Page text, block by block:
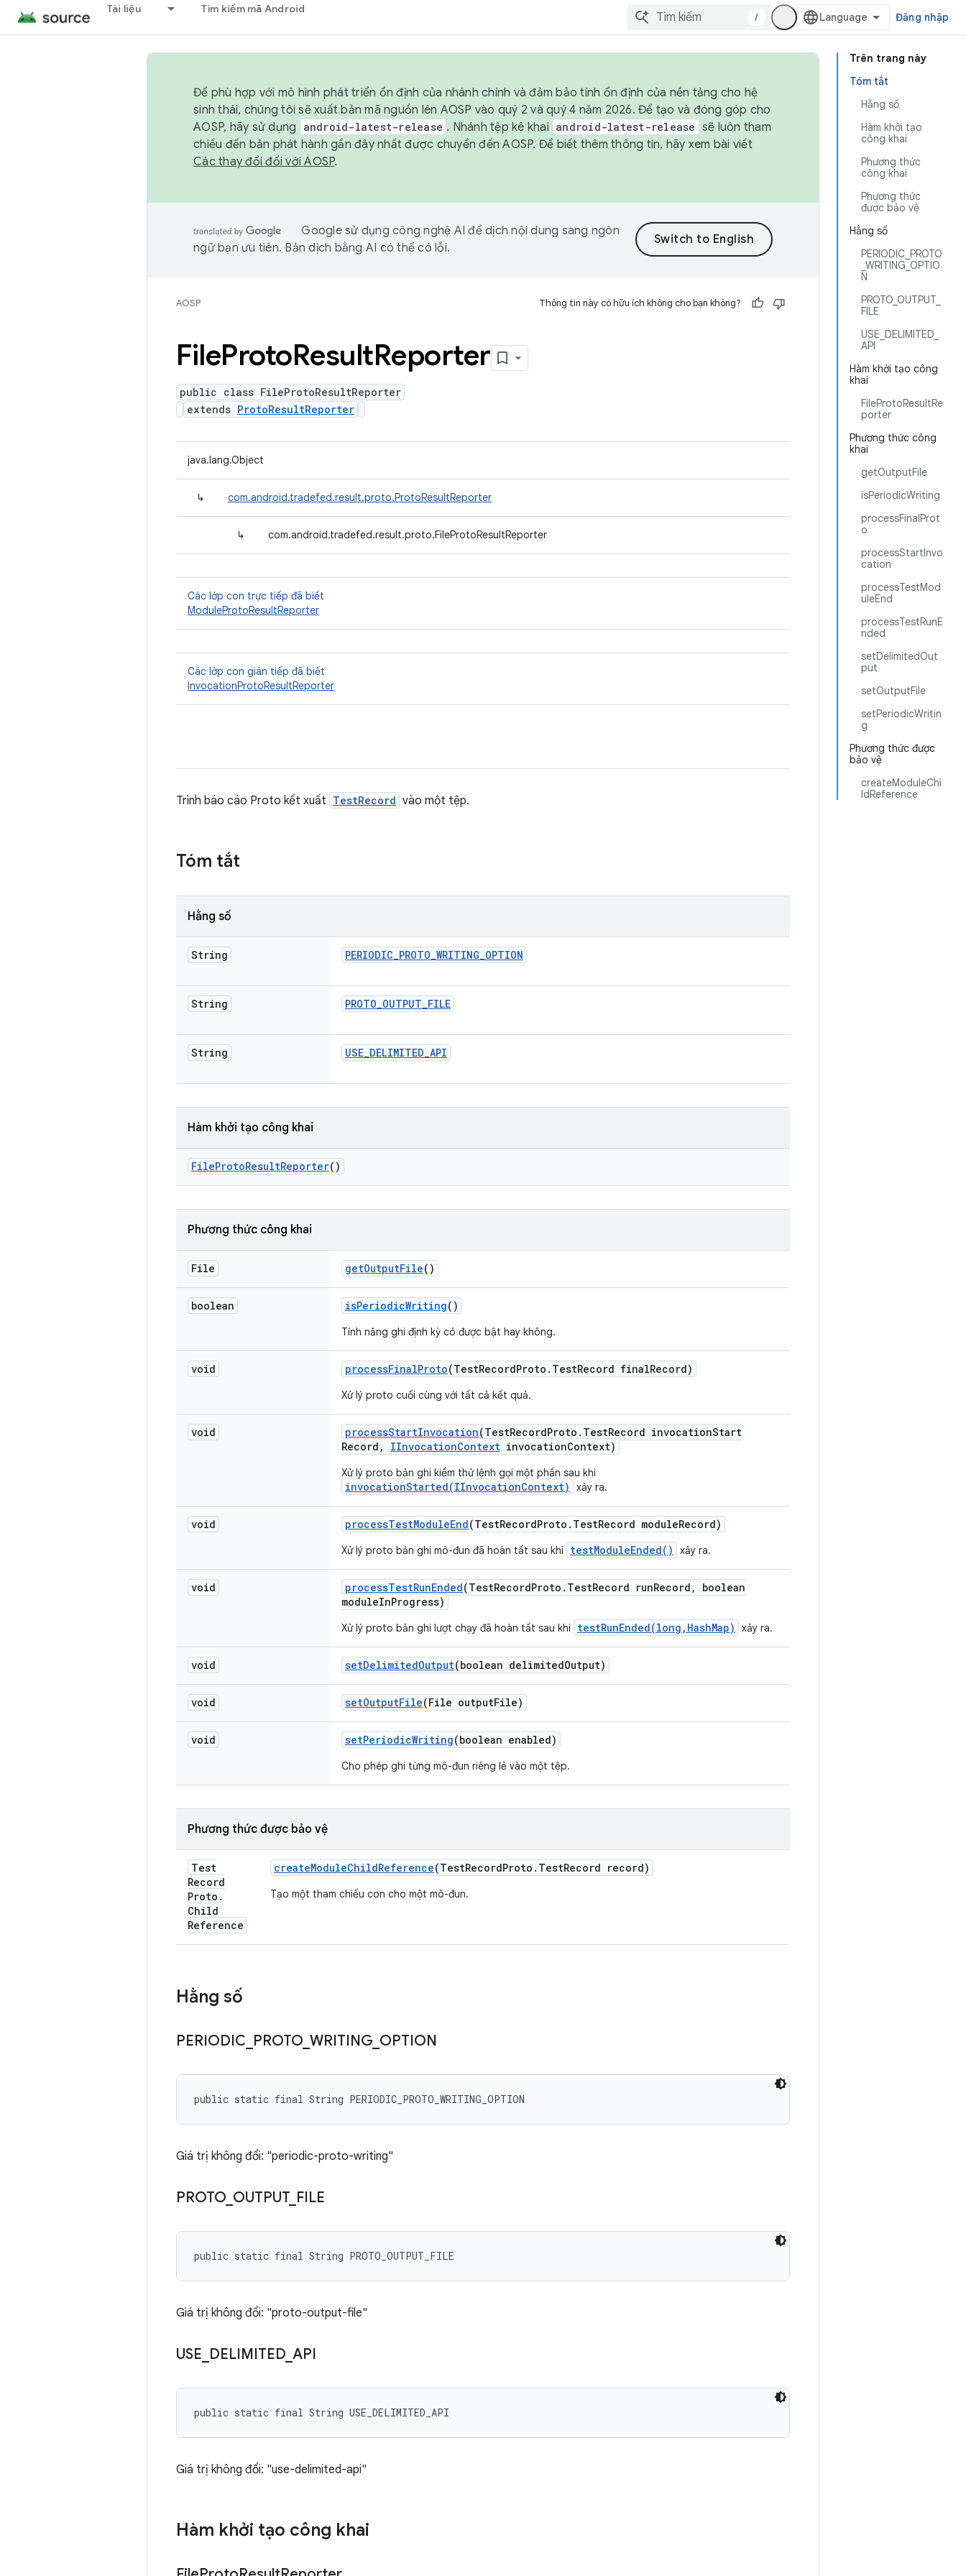
Tài liệu Tìm kiếm mã Android
/ Đăng nhập
Trên trang này
Tóm tắt
Hằng số
Hàm khởi tạo
công khai
Phương thức
công khai
Phương thức
được bảo vệ
Hằng số
PERIODIC_PROTO
_WRITING_OPTIO
N
PROTO_OUTPUT_
FILE
USE_DELIMITED_
API
Hàm khởi tạo công
khai
FileProtoResultRe
porter
Phương thức công
khai
getOutputFile
isPeriodicWriting
processFinalProt
o
processStartInvo
cation
processTestMod
uleEnd
processTestRunE
nded
setDelimitedOut
put
setOutputFile
setPeriodicWritin
g
Phương thức được
bảo vệ
createModuleChi
ldReference
Để phù hợp với mô hình phát triển ổn định của nhánh chính và đảm bảo tính ổn định của nền tảng cho hệ
sinh thái, chúng tôi sẽ xuất bản mã nguồn lên AOSP vào quý 2 và quý 4 năm 2026. Để tạo và đóng góp cho
AOSP, hãy sử dụng
android-latest-release . Nhánh tệp kê khai android-latest-release sẽ luôn tham
chiếu đến bản phát hành gần đây nhất được chuyển đến AOSP. Để biết thêm thông tin, hãy xem bài viết
Các thay đổi đối với AOSP.
Google sử dụng công nghệ AI để dịch nội dung sang ngôn
ngữ bạn ưu tiên. Bản dịch bằng AI có thể có lỗi.
AOSP Thông tin này có hữu ích không cho bạn không?
FileProtoResultReporter
public class FileProtoResultReporter
extends ProtoResultReporter
java.lang.Object
↳ com.android.tradefed.result.proto.ProtoResultReporter
↳ com.android.tradefed.result.proto.FileProtoResultReporter
Các lớp con trực tiếp đã biết
ModuleProtoResultReporter
Các lớp con gián tiếp đã biết
InvocationProtoResultReporter
Trình báo cáo Proto kết xuất TestRecord vào một tệp.
Tóm tắt
Hằng số
String PERIODIC_PROTO_WRITING_OPTION
String PROTO_OUTPUT_FILE
String USE_DELIMITED_API
Hàm khởi tạo công khai
FileProtoResultReporter()
Phương thức công khai
File getOutputFile()
boolean isPeriodicWriting()
Tính năng ghi định kỳ có được bật hay không.
void processFinalProto(TestRecordProto . TestRecord finalRecord)
Xử lý proto cuối cùng với tất cả kết quả.
void processStartInvocation(TestRecordProto . TestRecord invocationStart
Record , IInvocationContext invocationContext)
Xử lý proto bản ghi kiểm thử lệnh gọi một phần sau khi
invocationStarted(IInvocationContext) xảy ra.
void processTestModuleEnd(TestRecordProto . TestRecord moduleRecord)
Xử lý proto bản ghi mô-đun đã hoàn tất sau khi testModuleEnded() xảy ra.
void processTestRunEnded(TestRecordProto . TestRecord runRecord ,
boolean
moduleInProgress)
Xử lý proto bản ghi lượt chạy đã hoàn tất sau khi testRunEnded(long,HashMap) xảy ra.
void setDelimitedOutput(boolean delimitedOutput)
void setOutputFile(File outputFile)
void setPeriodicWriting(boolean enabled)
Cho phép ghi từng mô-đun riêng lẻ vào một tệp.
Phương thức được bảo vệ
Test
Record
Proto .
Child
Reference
createModuleChildReference(TestRecordProto . TestRecord record)
Tạo một tham chiếu con cho một mô-đun.
Hằng số
PERIODIC PROTO WRITING OPTION
public static final String PERIODIC_PROTO_WRITING_OPTION
Giá trị không đổi: "periodic-proto-writing"
PROTO OUTPUT_ FILE
public static final String PROTO_OUTPUT_FILE
Giá trị không đổi: "proto-output-file"
USE DELIMITED API
public static final String USE_DELIMITED_API
Giá trị không đổi: "use-delimited-api"
Hàm khởi tạo công khai